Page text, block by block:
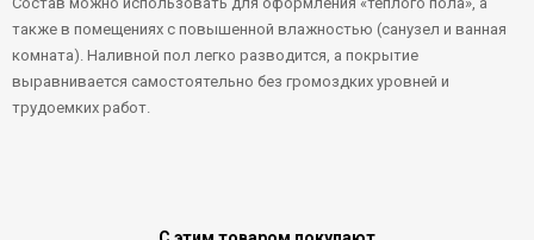
также в помещениях с повышенной влажностью (санузел и ванная
комната). Наливной пол легко разводится, а покрытие
выравнивается самостоятельно без громоздких уровней и
трудоемких работ.